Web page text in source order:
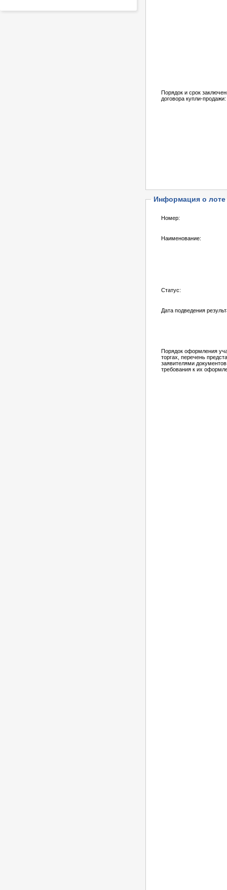
Порядок и срок
договора купли-продажи:
Информация о
Номер:
Наименование:
Статус:
Дата подведения
Порядок оформления
торгах, перечень
заявителями
требования к их